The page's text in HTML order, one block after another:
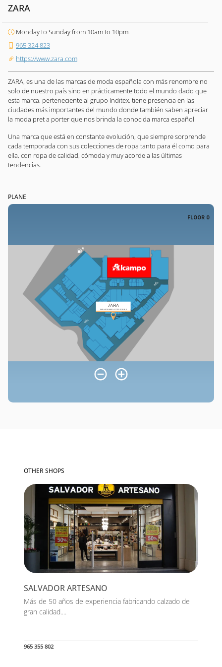
ZARA
Monday to Sunday from 10am to 10pm.
965 324 823
https://www.zara.com
ZARA, es una de las marcas de moda española con más renombre no
solo de nuestro país sino en prácticamente todo el mundo dado que
esta marca, perteneciente al grupo Inditex, tiene presencia en las
ciudades más importantes del mundo donde también saben apreciar
la moda pret a porter que nos brinda la conocida marca español.
Una marca que está en constante evolución, que siempre sorprende
cada temporada con sus colecciones de ropa tanto para él como para
ella, con ropa de calidad, cómoda y muy acorde a las últimas
tendencias.
PLANE
OTHER SHOPS
SALVADOR ARTESANO
Más de 50 años de experiencia fabricando calzado de
gran calidad....
965 355 802